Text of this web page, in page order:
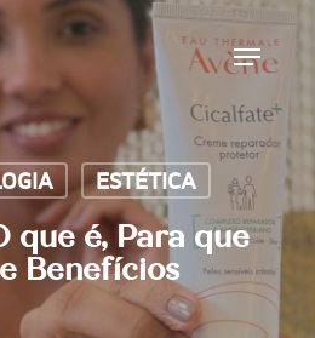
Menu
ESTÉTICA
que é, Para que
Benefícios